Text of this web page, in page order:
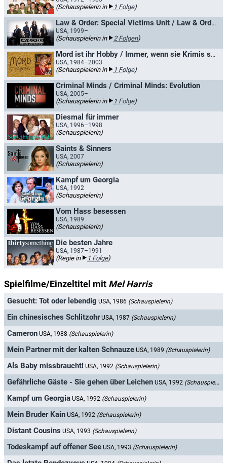
(Schauspielerin in 1 Folge)
Law & Order: Special Victims Unit / Law & Order: New York
USA, 1999–
(Schauspielerin in 2 Folgen)
Mord ist ihr Hobby / Immer, wenn sie Krimis schrieb
USA, 1984–2003
(Schauspielerin in 1 Folge)
Criminal Minds / Criminal Minds: Evolution
USA, 2005–
(Schauspielerin in 1 Folge)
Diesmal für immer
USA, 1996–1998
(Schauspielerin)
Saints & Sinners
USA, 2007
(Schauspielerin)
Kampf um Georgia
USA, 1992
(Schauspielerin)
Vom Hass besessen
USA, 1989
(Schauspielerin)
Die besten Jahre
USA, 1987–1991
(Regie in 1 Folge)
Spielfilme/Einzeltitel mit Mel Harris
Gesucht: Tot oder lebendig USA, 1986 (Schauspielerin)
Ein chinesisches Schlitzohr USA, 1987 (Schauspielerin)
Cameron USA, 1988 (Schauspielerin)
Mein Partner mit der kalten Schnauze USA, 1989 (Schauspielerin)
Als Baby missbraucht! USA, 1992 (Schauspielerin)
Gefährliche Gäste - Sie gehen über Leichen USA, 1992 (Schauspielerin)
Kampf um Georgia USA, 1992 (Schauspielerin)
Mein Bruder Kain USA, 1992 (Schauspielerin)
Distant Cousins USA, 1993 (Schauspielerin)
Todeskampf auf offener See USA, 1993 (Schauspielerin)